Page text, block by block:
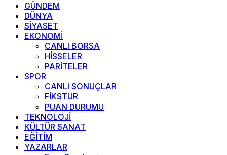
GÜNDEM
DÜNYA
SİYASET
EKONOMİ
CANLI BORSA
HİSSELER
PARİTELER
SPOR
CANLI SONUÇLAR
FİKSTÜR
PUAN DURUMU
TEKNOLOJİ
KÜLTÜR SANAT
EĞİTİM
YAZARLAR